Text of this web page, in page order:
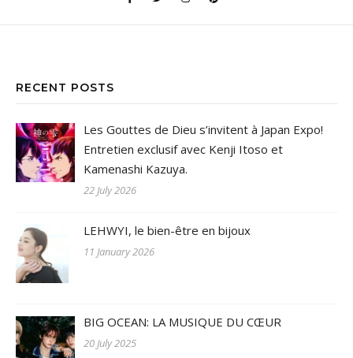
RECENT POSTS
Les Gouttes de Dieu s’invitent à Japan Expo!
Entretien exclusif avec Kenji Itoso et
Kamenashi Kazuya.
22 July 2026
LEHWYI, le bien-être en bijoux
11 January 2026
BIG OCEAN: LA MUSIQUE DU CŒUR
20 July 2025